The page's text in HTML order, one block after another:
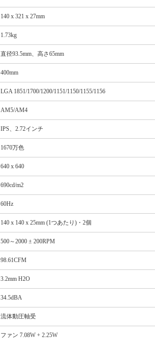
140 x 321 x 27mm
1.73kg
直径93.5mm、高さ65mm
400mm
LGA 1851/1700/1200/1151/1150/1155/1156
AM5/AM4
IPS、2.72インチ
1670万色
640 x 640
690cd/m2
60Hz
140 x 140 x 25mm (1つあたり)・2個
500～2000 ± 200RPM
98.61CFM
3.2mm H2O
34.5dBA
流体動圧軸受
ファン 7.08W + 2.25W